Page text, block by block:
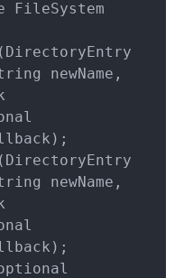
newName,
newName,